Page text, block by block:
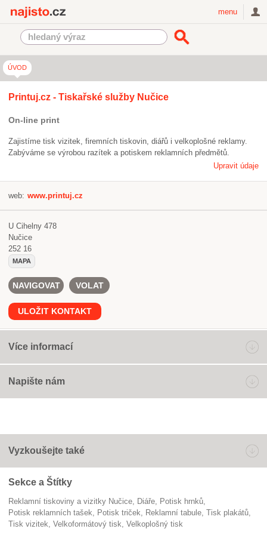
menu
ÚVOD
Printuj.cz - Tiskařské služby Nučice
On-line print
Zajistíme tisk vizitek, firemních tiskovin, diářů i velkoplošné reklamy.
Zabýváme se výrobou razítek a potiskem reklamních předmětů.
Upravit údaje
web: www.printuj.cz
U Cihelny 478
Nučice
252 16
MAPA
NAVIGOVAT VOLAT
ULOŽIT KONTAKT
Více informací
Napište nám
Vyzkoušejte také
Sekce a Štítky
Reklamní tiskoviny a vizitky Nučice diáře
potisk hrnků
potisk reklamních tašek
potisk triček reklamní tabule
tisk plakátů
tisk vizitek
velkoformátový tisk Velkoplošný tisk